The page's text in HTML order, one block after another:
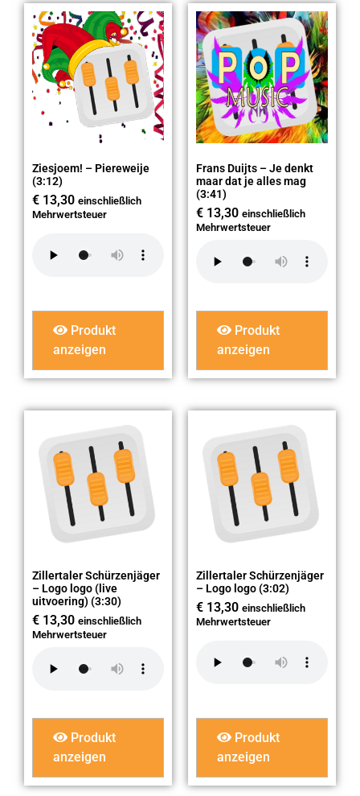
Ziesjoem! – Piereweije
(3:12)
€ 13,30 einschließlich
Mehrwertsteuer
Produkt
anzeigen
Frans Duijts – Je denkt
maar dat je alles mag
(3:41)
€ 13,30 einschließlich
Mehrwertsteuer
Produkt
anzeigen
Zillertaler Schürzenjäger
– Logo logo (live
uitvoering) (3:30)
€ 13,30 einschließlich
Mehrwertsteuer
Produkt
anzeigen
Zillertaler Schürzenjäger
– Logo logo (3:02)
€ 13,30 einschließlich
Mehrwertsteuer
Produkt
anzeigen